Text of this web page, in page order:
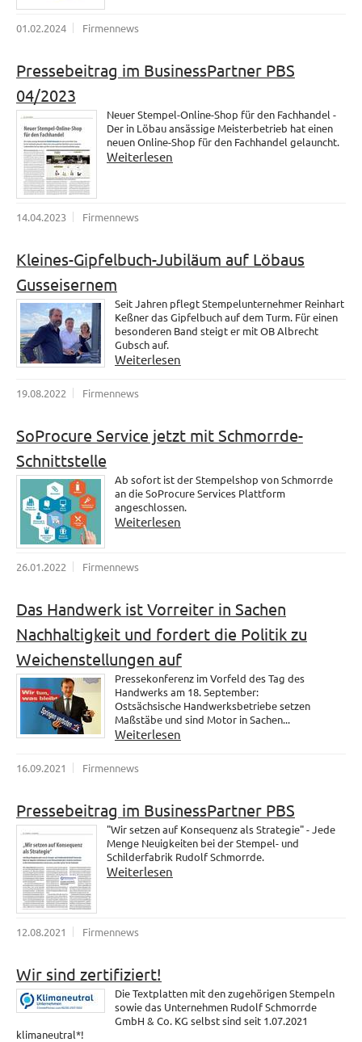
01.02.2024 Firmennews
Pressebeitrag im BusinessPartner PBS
04/2023
Neuer Stempel-Online-Shop für den Fachhandel -
Der in Löbau ansässige Meisterbetrieb hat einen
neuen Online-Shop für den Fachhandel gelauncht.
Weiterlesen
14.04.2023 Firmennews
Kleines-Gipfelbuch-Jubiläum auf Löbaus
Gusseisernem
Seit Jahren pflegt Stempelunternehmer Reinhart
Keßner das Gipfelbuch auf dem Turm. Für einen
besonderen Band steigt er mit OB Albrecht
Gubsch auf.
Weiterlesen
19.08.2022 Firmennews
SoProcure Service jetzt mit Schmorrde-
Schnittstelle
Ab sofort ist der Stempelshop von Schmorrde
an die SoProcure Services Plattform
angeschlossen.
Weiterlesen
26.01.2022 Firmennews
Das Handwerk ist Vorreiter in Sachen
Nachhaltigkeit und fordert die Politik zu
Weichenstellungen auf
Pressekonferenz im Vorfeld des Tag des
Handwerks am 18. September:
Ostsächsische Handwerksbetriebe setzen
Maßstäbe und sind Motor in Sachen...
Weiterlesen
16.09.2021 Firmennews
Pressebeitrag im BusinessPartner PBS
"Wir setzen auf Konsequenz als Strategie" - Jede
Menge Neuigkeiten bei der Stempel- und
Schilderfabrik Rudolf Schmorrde.
Weiterlesen
12.08.2021 Firmennews
Wir sind zertifiziert!
Die Textplatten mit den zugehörigen Stempeln
sowie das Unternehmen Rudolf Schmorrde
GmbH & Co. KG selbst sind seit 1.07.2021
klimaneutral*!